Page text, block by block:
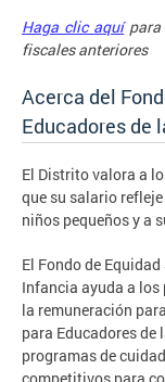
Haga clic aquípara
fiscales anteriores
Acerca del
Educadores de
El Distrito valora a
que su salario
niños pequeños y a
El Fondo de
Infancia ayuda a
la remuneración
para Educadores
programas de